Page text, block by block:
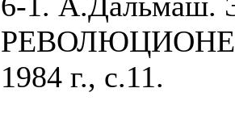
1984 г., с.11.